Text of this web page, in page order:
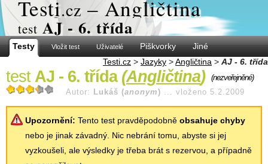
Testi.cz – Angličtina
test AJ - 6. třída
Testy Vložit test Uživatelé Piškvorky
Jiné
Testi.cz > Jazyky >Angličtina > AJ - 6. třída
test AJ - 6. třída (Angličtina) (nezveřejněné)
Autor: Lukáš (anonym ) ... vloženo 5.2.2009
Upozornění: Tento test pravděpodobně obsahuje chyby
nebo je jinak závadný. Nic nebrání tomu, abyste si jej
vyzkoušeli, ale výsledky je třeba brát s rezervou, a případně